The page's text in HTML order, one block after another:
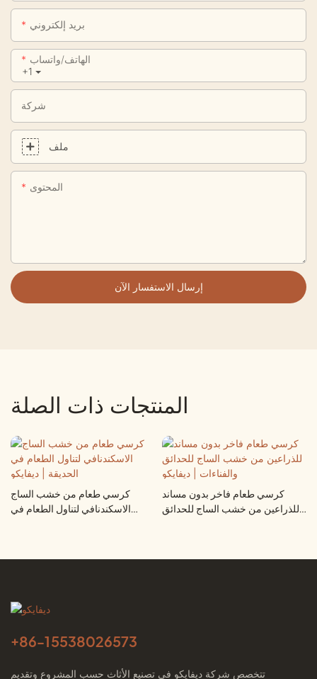
بريد إلكتروني
+1
الهاتف/واتساب
شركة
ملف
المحتوى
إرسال الاستفسار الآن
المنتجات ذات الصلة
كرسي طعام من خشب الساج
الاسكندنافي لتناول الطعام في
كرسي طعام فاخر بدون مساند
للذراعين من خشب الساج للحدائق
+86-15538026573
تتخصص شركة ديفايكو في تصنيع الأثاث حسب المشروع وتقديم